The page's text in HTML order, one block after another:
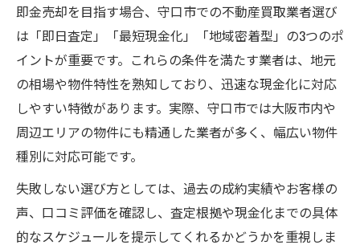
即金売却を目指す場合、守口市での不動産買取業者選び
は「即日査定」「最短現金化」「地域密着型」の3つのポ
イントが重要です。これらの条件を満たす業者は、地元
の相場や物件特性を熟知しており、迅速な現金化に対応
しやすい特徴があります。実際、守口市では大阪市内や
周辺エリアの物件にも精通した業者が多く、幅広い物件
種別に対応可能です。
失敗しない選び方としては、過去の成約実績やお客様の
声、口コミ評価を確認し、査定根拠や現金化までの具体
的なスケジュールを提示してくれるかどうかを重視しま